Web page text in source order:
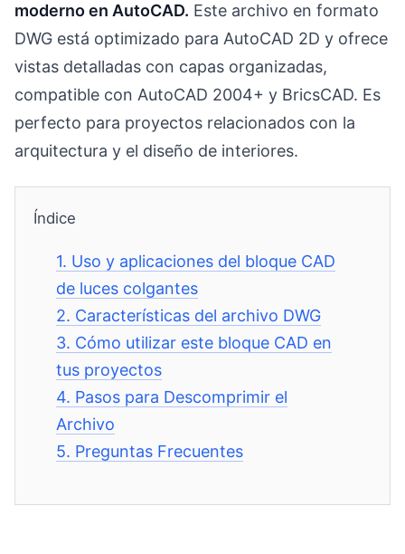
moderno en AutoCAD. Este archivo en formato
DWG está optimizado para AutoCAD 2D y ofrece
vistas detalladas con capas organizadas,
compatible con AutoCAD 2004+ y BricsCAD. Es
perfecto para proyectos relacionados con la
arquitectura y el diseño de interiores.
Índice
1. Uso y aplicaciones del bloque CAD
de luces colgantes
2. Características del archivo DWG
3. Cómo utilizar este bloque CAD en
tus proyectos
4. Pasos para Descomprimir el
Archivo
5. Preguntas Frecuentes